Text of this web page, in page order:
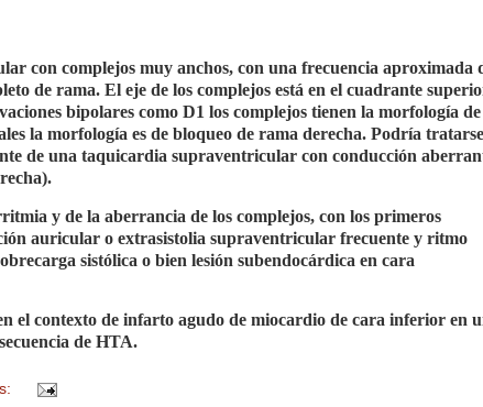
con complejos muy anchos, con una frecuencia aproximada
de rama. El eje de los complejos está en el cuadrante
bipolares como D1 los complejos tienen la morfología de
la morfología es de bloqueo de rama derecha. Podría tratarse
de una taquicardia supraventricular con conducción
y de la aberrancia de los complejos, con los primeros
auricular o extrasistolia supraventricular frecuente y ritmo
sistólica o bien lesión subendocárdica en cara
el contexto de infarto agudo de miocardio de cara inferior en
de HTA.